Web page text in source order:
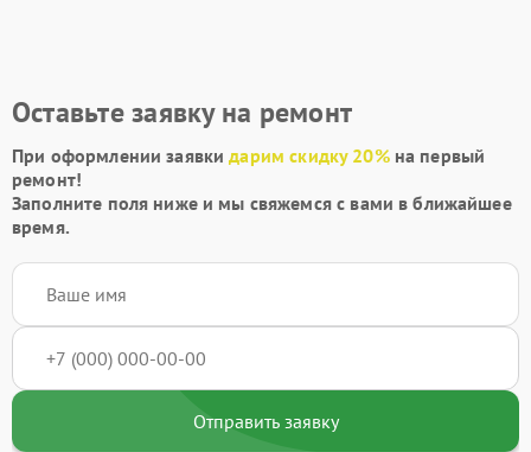
Оставьте заявку на ремонт
При оформлении заявкидарим скидку 20%на первый
ремонт!
Заполните поля ниже и мы свяжемся с вами в ближайшее
время.
Отправить заявку